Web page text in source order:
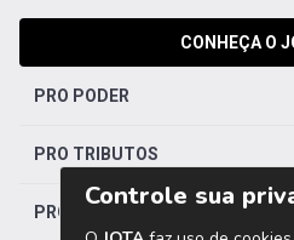
CONHEÇA O
PRO PODER
PRO TRIBUTOS
PRO TRABALHISTA